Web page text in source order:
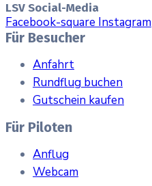
LSV Social-Media
Facebook-square Instagram
Für Besucher
Anfahrt
Rundflug buchen
Gutschein kaufen
Für Piloten
Anflug
Webcam